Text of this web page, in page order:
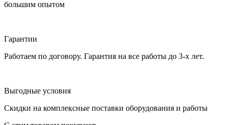
большим опытом
Гарантии
Работаем по договору. Гарантия на все работы до 3-х лет.
Выгодные условия
Скидки на комплексные поставки оборудования и работы